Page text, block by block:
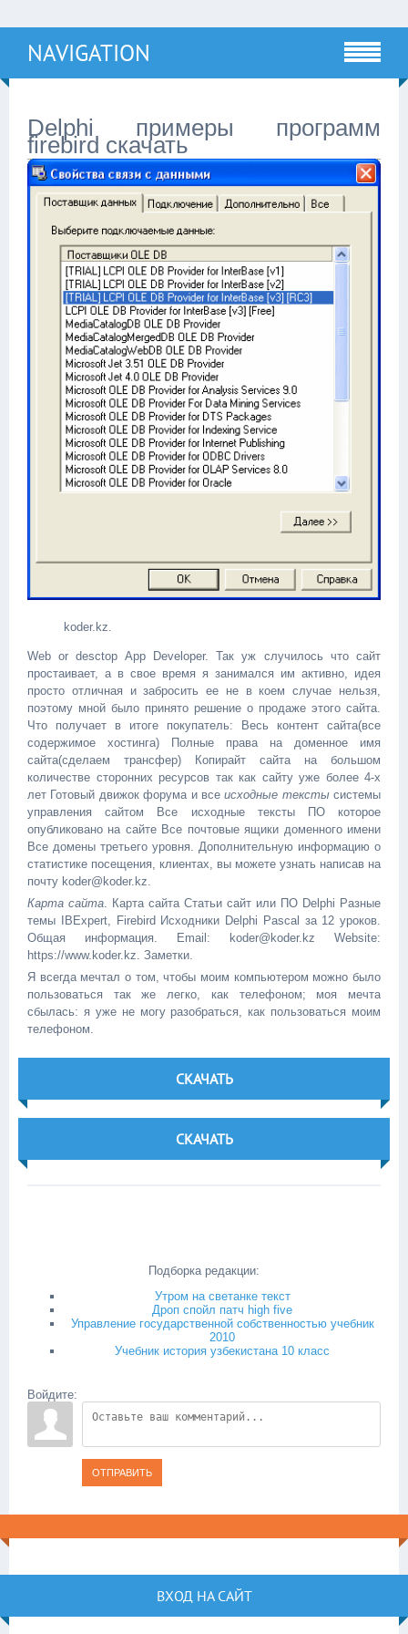
NAVIGATION
Delphi примеры программ
firebird скачать
koder.kz.
Web or desctop App Developer. Так уж случилось что сайт
простаивает, а в свое время я занимался им активно, идея
просто отличная и забросить ее не в коем случае нельзя,
поэтому мной было принято решение о продаже этого сайта.
Что получает в итоге покупатель: Весь контент сайта(все
содержимое хостинга) Полные права на доменное имя
сайта(сделаем трансфер) Копирайт сайта на большом
количестве сторонних ресурсов так как сайту уже более 4-х
лет Готовый движок форума и всеисходные текстысистемы
управления сайтом Все исходные тексты ПО которое
опубликовано на сайте Все почтовые ящики доменного имени
Все домены третьего уровня. Дополнительную информацию о
статистике посещения, клиентах, вы можете узнать написав на
почту koder@koder.kz.
Карта сайта. Карта сайта Статьи сайт или ПО Delphi Разные
темы IBExpert, Firebird Исходники Delphi Pascal за 12 уроков.
Общая информация. Email: koder@koder.kz Website:
https://www.koder.kz. Заметки.
Я всегда мечтал о том, чтобы моим компьютером можно было
пользоваться так же легко, как телефоном; моя мечта
сбылась: я уже не могу разобраться, как пользоваться моим
телефоном.
СКАЧАТЬ
СКАЧАТЬ
Подборка редакции:
Утром на светанке текст
Дроп спойл патч high five
Управление государственной собственностью учебник
2010
Учебник история узбекистана 10 класс
Войдите:
ОТПРАВИТЬ
ВХОД НА САЙТ